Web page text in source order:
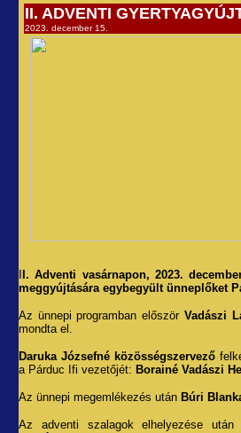
II. ADVENTI
2023. december 15.
I. Adventi vasárnapon, 2023.
meggyújtására egybegyült ünneplőket
Az ünnepi programban először Vadászi
mondta el.
Daruka Józsefné közösségszervező
a Párduc Ifi vezetőjét: Borainé Vadászi
Az ünnepi megemlékezés után Búri
Az adventi szalagok elhelyezése